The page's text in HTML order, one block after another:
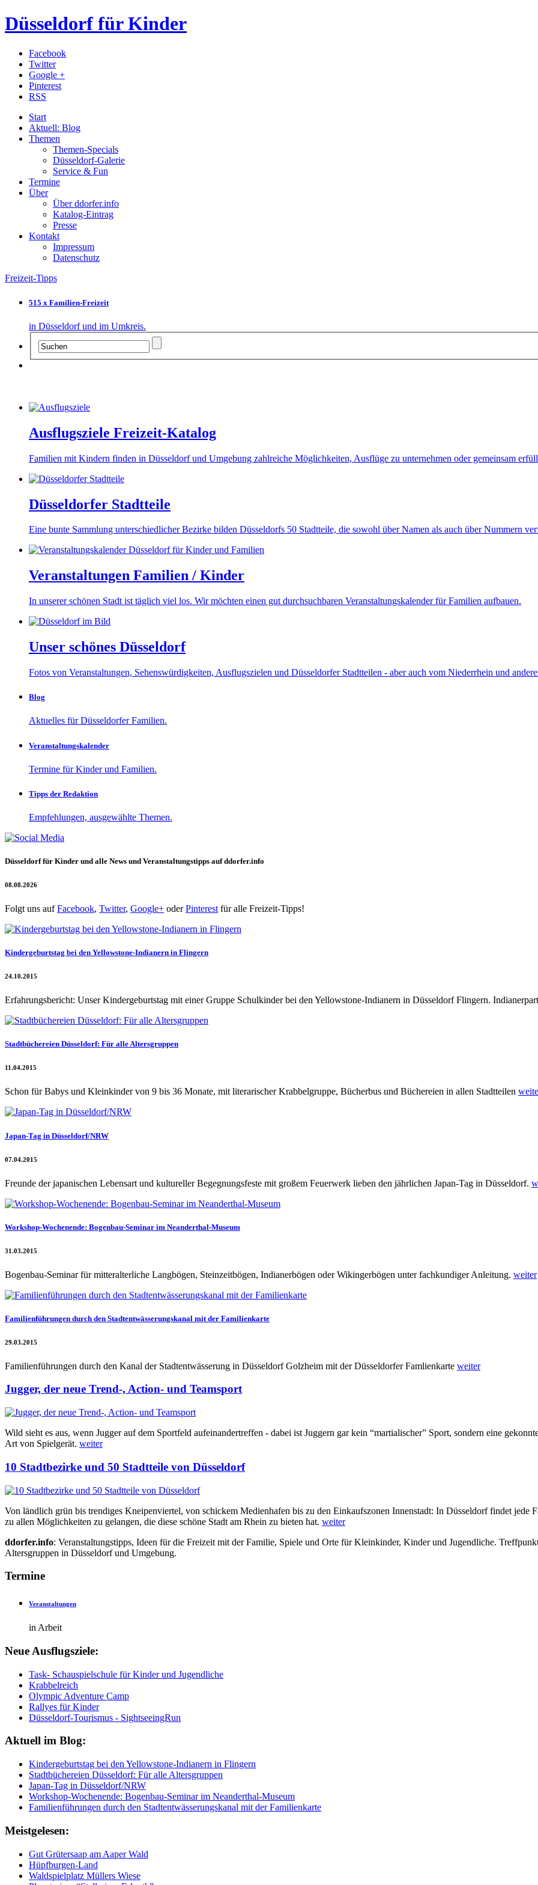
Düsseldorf für Kinder
Facebook
Twitter
Google +
Pinterest
RSS
Start
Aktuell: Blog
Themen
Themen-Specials
Düsseldorf-Galerie
Service & Fun
Termine
Über
Über ddorfer.info
Katalog-Eintrag
Presse
Kontakt
Impressum
Datenschutz
Freizeit-Tipps
515 x Familien-Freizeit
in Düsseldorf und im Umkreis.
Ausflugsziele Freizeit-Katalog
Familien mit Kindern finden in Düsseldorf und Umgebung zahlreiche Möglichkeiten, Ausflüge zu unternehmen oder gemeinsam
Düsseldorfer Stadtteile
Eine bunte Sammlung unterschiedlicher Bezirke bilden Düsseldorfs 50 Stadtteile, die sowohl über Namen als auch über Nummern
Veranstaltungen Familien / Kinder
In unserer schönen Stadt ist täglich viel los. Wir möchten einen gut durchsuchbaren Veranstaltungskalender für Familien aufbauen.
Unser schönes Düsseldorf
Fotos von Veranstaltungen, Sehenswürdigkeiten, Ausflugszielen und Düsseldorfer Stadtteilen - aber auch vom Niederrhein und
Blog
Aktuelles für Düsseldorfer Familien.
Veranstaltungskalender
Termine für Kinder und Familien.
Tipps der Redaktion
Empfehlungen, ausgewählte Themen.
Düsseldorf für Kinder und alle News und Veranstaltungstipps auf ddorfer.info
08.08.2026
Folgt uns aufFacebook, Twitter, Google+ oderPinterest für alle Freizeit-Tipps!
Kindergeburtstag bei den Yellowstone-Indianern in Flingern
24.10.2015
Erfahrungsbericht: Unser Kindergeburtstag mit einer Gruppe Schulkinder bei den Yellowstone-Indianern in Düsseldorf Flingern.
Stadtbüchereien Düsseldorf: Für alle Altersgruppen
11.04.2015
Schon für Babys und Kleinkinder von 9 bis 36 Monate, mit literarischer Krabbelgruppe, Bücherbus und Büchereien in allen Stadtteilen
Japan-Tag in Düsseldorf/NRW
07.04.2015
Freunde der japanischen Lebensart und kultureller Begegnungsfeste mit großem Feuerwerk lieben den jährlichen Japan-Tag in Düsseldorf.
Workshop-Wochenende: Bogenbau-Seminar im Neanderthal-Museum
31.03.2015
Bogenbau-Seminar für mitteralterliche Langbögen, Steinzeitbögen, Indianerbögen oder Wikingerbögen unter fachkundiger Anleitung. weiter
Familienführungen durch den Stadtentwässerungskanal mit der Familienkarte
29.03.2015
Familienführungen durch den Kanal der Stadtentwässerung in Düsseldorf Golzheim mit der Düsseldorfer Famlienkarte weiter
Jugger, der neue Trend-, Action- und Teamsport
Wild sieht es aus, wenn Jugger auf dem Sportfeld aufeinandertreffen - dabei ist Juggern gar kein “martialischer” Sport, sondern eine
Art von Spielgerät. weiter
10 Stadtbezirke und 50 Stadtteile von Düsseldorf
Von ländlich grün bis trendiges Kneipenviertel, von schickem Medienhafen bis zu den Einkaufszonen Innenstadt: In Düsseldorf findet jede
zu allen Möglichkeiten zu gelangen, die diese schöne Stadt am Rhein zu bieten hat. weiter
ddorfer.info: Veranstaltungstipps, Ideen für die Freizeit mit der Familie, Spiele und Orte für Kleinkinder, Kinder und Jugendliche.
Altersgruppen in Düsseldorf und Umgebung.
Termine
Veranstaltungen
in Arbeit
Neue Ausflugsziele:
Task- Schauspielschule für Kinder und Jugendliche
Krabbelreich
Olympic Adventure Camp
Rallyes für Kinder
Düsseldorf-Tourismus - SightseeingRun
Aktuell im Blog:
Kindergeburtstag bei den Yellowstone-Indianern in Flingern
Stadtbüchereien Düsseldorf: Für alle Altersgruppen
Japan-Tag in Düsseldorf/NRW
Workshop-Wochenende: Bogenbau-Seminar im Neanderthal-Museum
Familienführungen durch den Stadtentwässerungskanal mit der Familienkarte
Meistgelesen:
Gut Grütersaap am Aaper Wald
Hüpfburgen-Land
Waldspielplatz Müllers Wiese